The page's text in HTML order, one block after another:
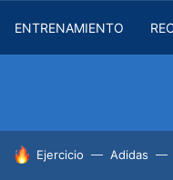
ENTRENAMIENTO
HOY SE HABLA DE
Ejercicio Adidas